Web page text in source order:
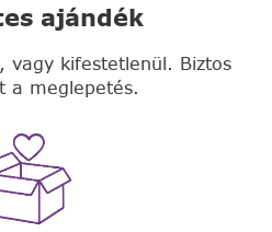
ajándék
vagy kifestetlenül. Biztos
a meglepetés.